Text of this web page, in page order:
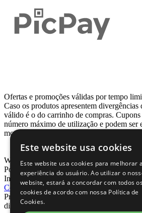
Ofertas e promoções válidas por tempo
Caso os produtos apresentem divergências
válido é o do carrinho de compras. Cupons
número máximo de utilização e podem ser
momento, de acordo com sua
Webcontinental LTDA | Travessa
Porto Alegre - RS - CEP: 90.240-220
Inscrição Estadual: 0963171399 |
Conosco|
Proibida reprodução total ou parcial | ©
direitos reservados - WebContinental
Este website usa cookies
Este website usa cookies para melhorar a
experiência do usuário. Ao utilizar o
website, estará a concordar com todos
cookies de acordo com nossa Política de
Cookies.